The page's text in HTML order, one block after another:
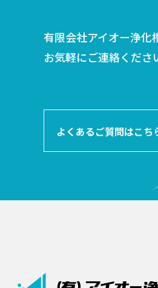
有限会社アイオー浄化
お気軽にご連絡くださ
よくあるご質問はこち